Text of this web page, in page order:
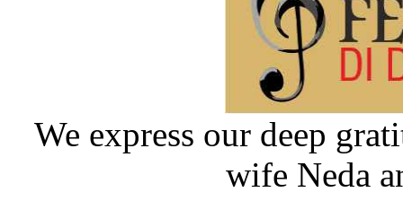
We express our deep
wife Neda